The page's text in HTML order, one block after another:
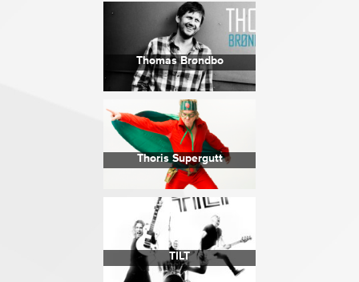
Thomas Brøndbo
Thoris Supergutt
TILT